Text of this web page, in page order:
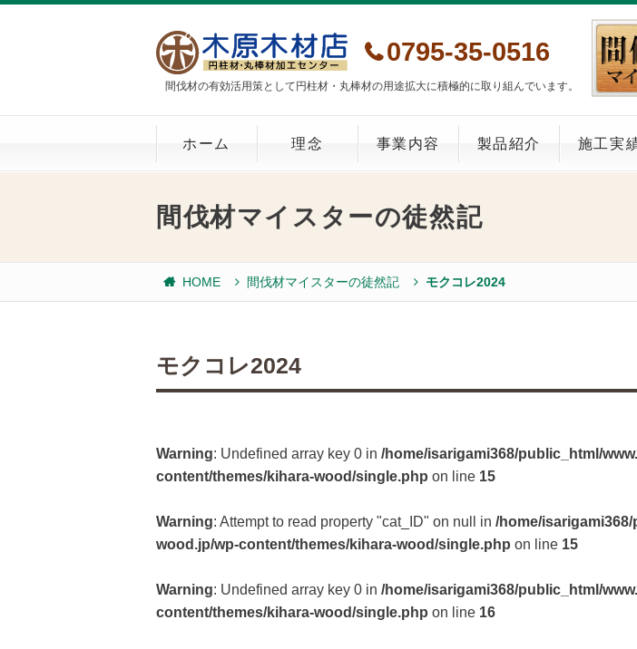
間伐材の有効活用策として円柱材・丸棒材の用途拡大に積極的に取り組んでいます。
0795-35-0516
ホーム 理念 事業内容 製品紹介 施工実
間伐材マイスターの徒然記
HOME 間伐材マイスターの徒然記 モクコレ2024
モクコレ2024
Warning: Undefined array key 0 in /home/isarigami368/public_html/
content/themes/kihara-wood/single.php on line 15
Warning: Attempt to read property "cat_ID" on null in /home/
wood.jp/wp-content/themes/kihara-wood/single.php on line 15
Warning: Undefined array key 0 in /home/isarigami368/public_html/
content/themes/kihara-wood/single.php on line 16